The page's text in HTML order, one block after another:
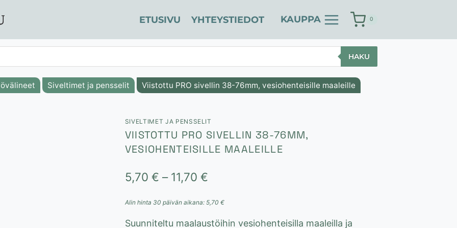
ETUSIVU YHTEYSTIEDOT KAUPPA 0
HAKU
Siveltimet ja pensselit Viistottu PRO sivellin 38-76mm, vesiohenteisille maaleille
SIVELTIMET JA PENSSELIT
VIISTOTTU PRO SIVELLIN 38-76MM,
VESIOHENTEISILLE MAALEILLE
5,70 € – 11,70 €Hintaluokka:
Alin hinta 30 päivän aikana: 5,70 €
Suunniteltu maalaustöihin vesiohenteisilla maaleilla ja